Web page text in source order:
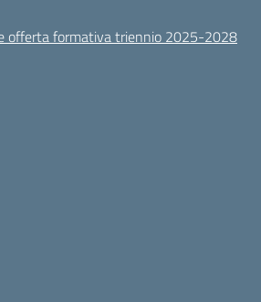
offerta formativa triennio 2025-2028